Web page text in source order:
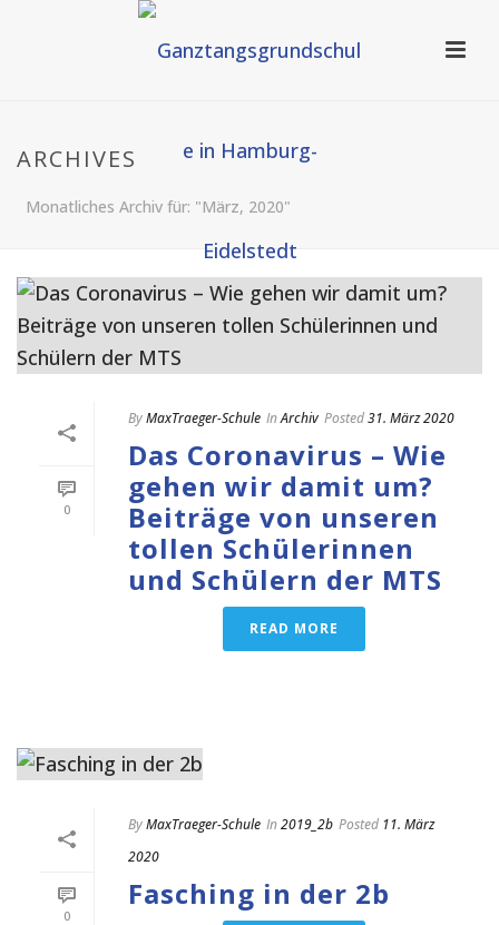
ARCHIVES
Monatliches Archiv für: "März, 2020"
0
ByMaxTraeger-Schule InArchiv Posted31. März 2020
Das Coronavirus – Wie
gehen wir damit um?
Beiträge von unseren
tollen Schülerinnen
und Schülern der MTS
READ MORE
0
ByMaxTraeger-Schule In2019_2b Posted 11. März
2020
Fasching in der 2b